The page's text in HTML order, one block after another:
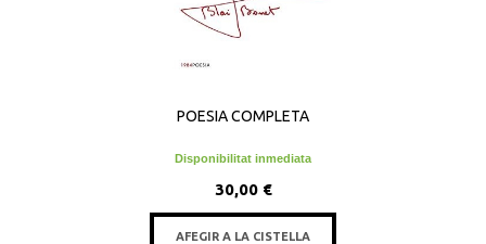
POESIA COMPLETA
Disponibilitat inmediata
30,00 €
AFEGIR A LA CISTELLA